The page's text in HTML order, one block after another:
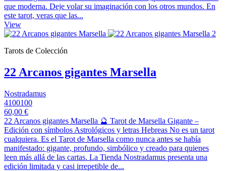
que moderna. Deje volar su imaginación con los otros mundos. En
este tarot, veras que las...
View
Tarots de Colección
22 Arcanos gigantes Marsella
Nostradamus
4100100
60,00 €
22 Arcanos gigantes Marsella 🔮 Tarot de Marsella Gigante –
Edición con símbolos Astrológicos y letras Hebreas No es un tarot
cualquiera. Es el Tarot de Marsella como nunca antes se había
manifestado: gigante, profundo, simbólico y creado para quienes
leen más allá de las cartas. La Tienda Nostradamus presenta una
edición limitada y casi irrepetible de...